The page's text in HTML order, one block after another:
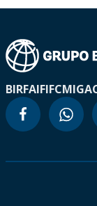
BIRFAIFIFCMIGA